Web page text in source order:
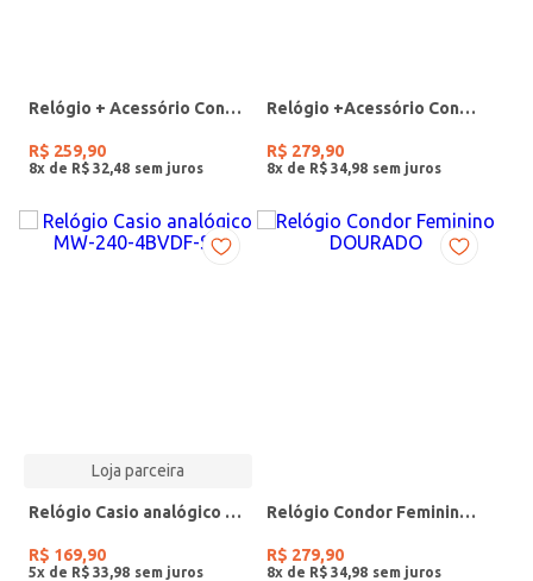
Relógio + Acessório Condor Feminino PRATA
R$ 259,90
8x de R$ 32 48
Relógio +Acessório Condor Feminino DOURADO
R$ 279,90
8x de R$ 34 98
Loja parceira
Relógio Casio analógico MW-240-4BVDF-SC
R$ 169,90
5x de R$ 33 98
Relógio Condor Feminino DOURADO
R$ 279,90
8x de R$ 34 98